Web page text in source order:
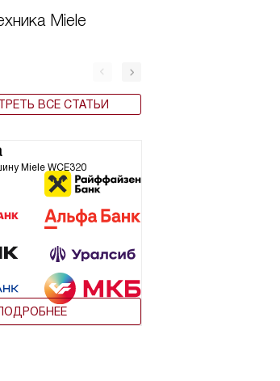
Miele
ВСЕ СТАТЬИ
Miele WCE320